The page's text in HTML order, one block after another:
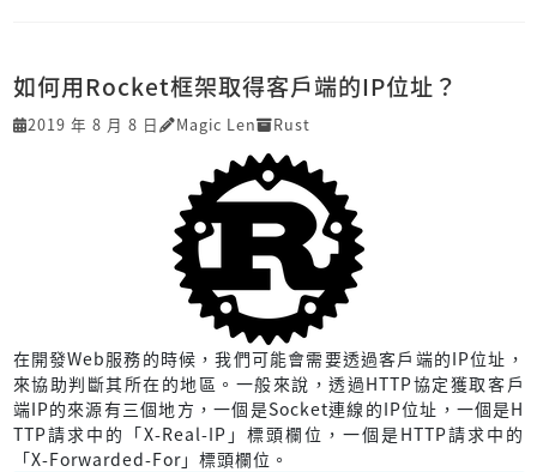
如何用Rocket框架取得客戶端的IP位址？
2019 年 8 月 8 日 Magic Len Rust
在開發Web服務的時候，我們可能會需要透過客戶端的IP位址，
來協助判斷其所在的地區。一般來說，透過HTTP協定獲取客戶
端IP的來源有三個地方，一個是Socket連線的IP位址，一個是H
TTP請求中的「X-Real-IP」標頭欄位，一個是HTTP請求中的
「X-Forwarded-For」標頭欄位。